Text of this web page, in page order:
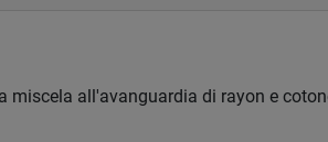
all'avanguardia di rayon e